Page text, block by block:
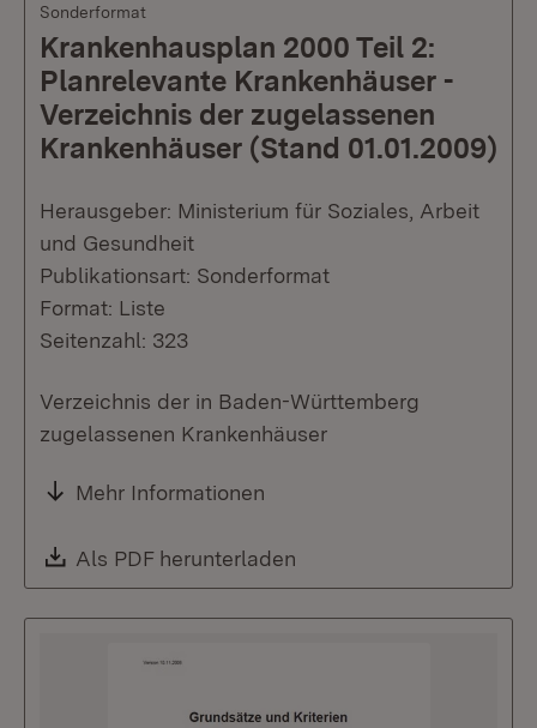
Sonderformat
Krankenhausplan 2000 Teil 2:
Planrelevante Krankenhäuser -
Verzeichnis der zugelassenen
Krankenhäuser (Stand 01.01.2009)
Herausgeber: Ministerium für Soziales, Arbeit
und Gesundheit
Publikationsart: Sonderformat
Format: Liste
Seitenzahl: 323
Verzeichnis der in Baden-Württemberg
zugelassenen Krankenhäuser
Mehr Informationen
Download:
Als PDF herunterladen